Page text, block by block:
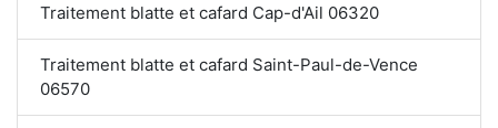
Traitement blatte et cafard Cap-d'Ail 06320
Traitement blatte et cafard Saint-Paul-de-Vence
06570